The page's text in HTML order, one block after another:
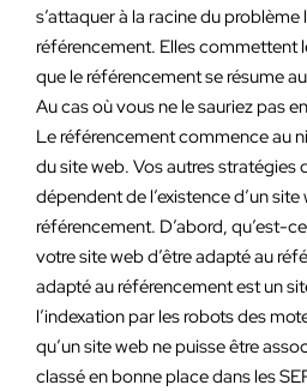
s’attaquer à la racine du problème
référencement. Elles commettent
que le référencement se résume
Au cas où vous ne le sauriez pas
Le référencement commence au
du site web. Vos autres stratégies
dépendent de l’existence d’un
référencement. D’abord, qu’est-
votre site web d’être adapté au
adapté au référencement est un
l’indexation par les robots des
qu’un site web ne puisse être
classé en bonne place dans les